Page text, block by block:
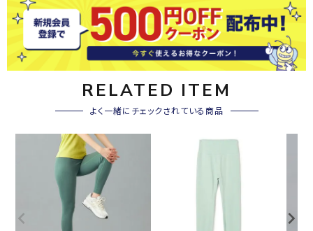
RELATED ITEM
よく一緒にチェックされている商品